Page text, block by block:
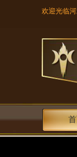
欢迎光临